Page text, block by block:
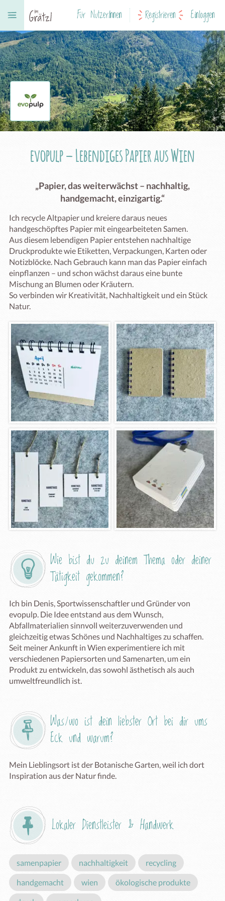
Für NutzerInnen Registrieren Einloggen
evopulp – Lebendiges Papier aus Wien
„Papier, das weiterwächst – nachhaltig,
handgemacht, einzigartig.“
Ich recycle Altpapier und kreiere daraus neues
handgeschöpftes Papier mit eingearbeiteten Samen.
Aus diesem lebendigen Papier entstehen nachhaltige
Druckprodukte wie Etiketten, Verpackungen, Karten oder
Notizblöcke. Nach Gebrauch kann man das Papier einfach
einpflanzen – und schon wächst daraus eine bunte
Mischung an Blumen oder Kräutern.
So verbinden wir Kreativität, Nachhaltigkeit und ein Stück
Natur.
Wie bist du zu deinem Thema oder deiner
Tätigkeit gekommen?
Ich bin Denis, Sportwissenschaftler und Gründer von
evopulp. Die Idee entstand aus dem Wunsch,
Abfallmaterialien sinnvoll weiterzuverwenden und
gleichzeitig etwas Schönes und Nachhaltiges zu schaffen.
Seit meiner Ankunft in Wien experimentiere ich mit
verschiedenen Papiersorten und Samenarten, um ein
Produkt zu entwickeln, das sowohl ästhetisch als auch
umweltfreundlich ist.
Was/wo ist dein liebster Ort bei dir ums
Eck und warum?
Mein Lieblingsort ist der Botanische Garten, weil ich dort
Inspiration aus der Natur finde.
Lokaler Dienstleister & Handwerk
samenpapier nachhaltigkeit recycling
handgemacht wien ökologische produkte